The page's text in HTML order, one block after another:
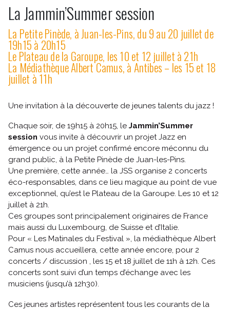
La Jammin’Summer session
La Petite Pinède, à Juan-les-Pins, du 9 au 20 juillet de
19h15 à 20h15
Le Plateau de la Garoupe, les 10 et 12 juillet à 21h
La Médiathèque Albert Camus, à Antibes – les 15 et 18
juillet à 11h
Une invitation à la découverte de jeunes talents du jazz !
Chaque soir, de 19h15 à 20h15, le Jammin’Summer
session vous invite à découvrir un projet Jazz en
émergence ou un projet confirmé encore méconnu du
grand public, à la Petite Pinède de Juan-les-Pins.
Une première, cette année… la JSS organise 2 concerts
éco-responsables, dans ce lieu magique au point de vue
exceptionnel, qu’est le Plateau de la Garoupe. Les 10 et 12
juillet à 21h.
Ces groupes sont principalement originaires de France
mais aussi du Luxembourg, de Suisse et d’Italie.
Pour « Les Matinales du Festival », la médiathèque Albert
Camus nous accueillera, cette année encore, pour 2
concerts / discussion , les 15 et 18 juillet de 11h à 12h. Ces
concerts sont suivi d’un temps d’échange avec les
musiciens (jusqu’à 12h30).
Ces jeunes artistes représentent tous les courants de la